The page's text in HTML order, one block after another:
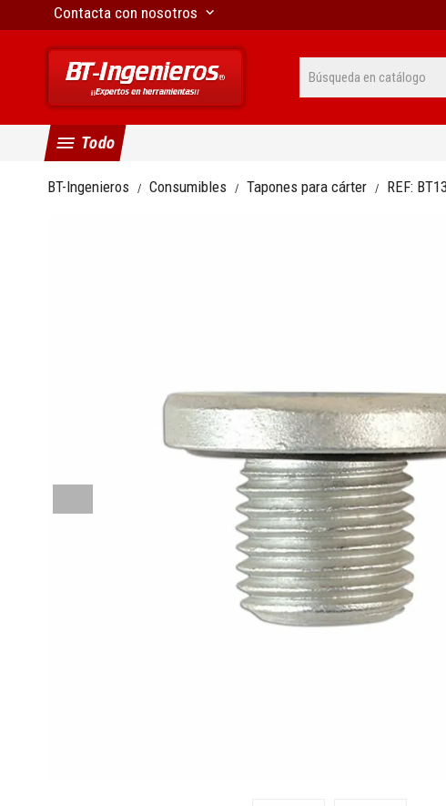
Contacta con nosotros keyboard_arrow_down
menu Todo
BT-Ingenieros Consumibles Tapones para cárter REF: